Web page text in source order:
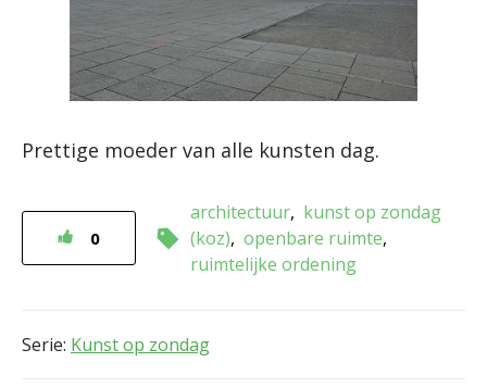
Prettige moeder van alle kunsten dag.
0
architectuur kunst op zondag
(koz) openbare ruimte
ruimtelijke ordening
Serie: Kunst op zondag